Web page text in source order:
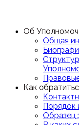
Об
Общая
Как
Порядок
Образец